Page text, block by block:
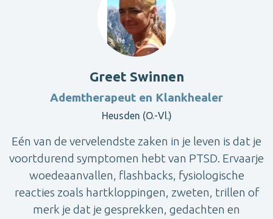
Greet Swinnen
Ademtherapeut en Klankhealer
Heusden (O.-Vl.)
Eén van de vervelendste zaken in je leven is dat je
voortdurend symptomen hebt van PTSD. Ervaarje
woedeaanvallen, flashbacks, fysiologische
reacties zoals hartkloppingen, zweten, trillen of
merk je dat je gesprekken, gedachten en